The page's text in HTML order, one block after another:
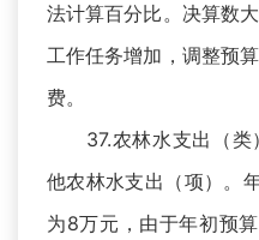
法计算百分比。决算数
工作任务增加，调整预
费。
37.农林水支出（类
他农林水支出（项）。
为8万元，由于年初预